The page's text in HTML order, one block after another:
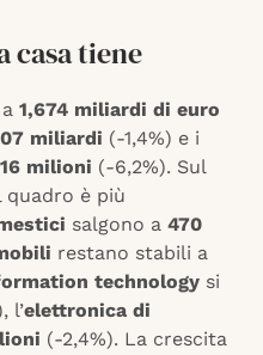
casa tiene
1,674 miliardi di euro
miliardi (-1,4%) e i
milioni (-6,2%). Sul
quadro è più
salgono a 470
restano stabili a
technology si
l’elettronica di
(-2,4%). La crescita